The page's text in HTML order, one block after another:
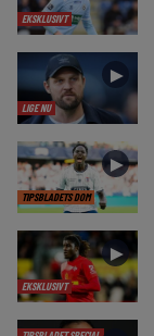
EKSKLUSIVT
LIGE NU
►
TIPSBLADETS DOM
►
EKSKLUSIVT
►